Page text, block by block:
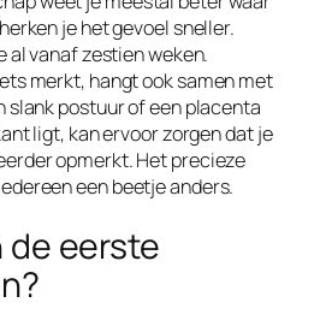
je het gevoel sneller.
al vanaf zestien weken.
merkt, hangt ook samen met
slank postuur of een placenta
ligt, kan ervoor zorgen dat je
opmerkt. Het precieze
een beetje anders.
de eerste